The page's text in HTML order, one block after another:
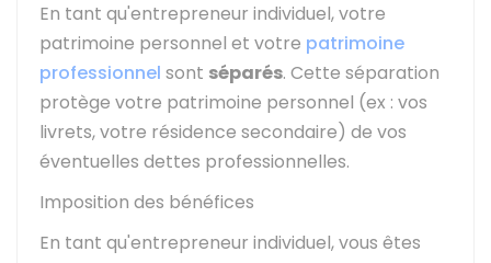
En tant qu'entrepreneur individuel, votre
patrimoine personnel et votre patrimoine
professionnel sont séparés. Cette séparation
protège votre patrimoine personnel (ex : vos
livrets, votre résidence secondaire) de vos
éventuelles dettes professionnelles.
Imposition des bénéfices
En tant qu'entrepreneur individuel, vous êtes